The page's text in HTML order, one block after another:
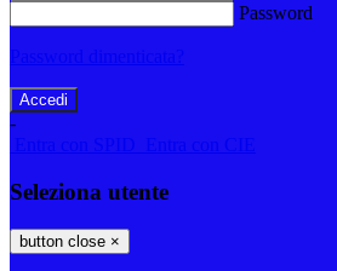
Password
-
Seleziona utente
button close ×